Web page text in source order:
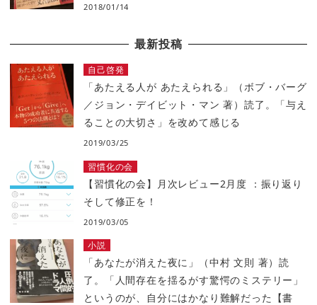
2018/01/14
最新投稿
自己啓発
「あたえる人が あたえられる」（ボブ・バーグ
／ジョン・デイビット・マン 著）読了。「与え
ることの大切さ」を改めて感じる
2019/03/25
習慣化の会
【習慣化の会】月次レビュー2月度 ：振り返り
そして修正を！
2019/03/05
小説
「あなたが消えた夜に」（中村 文則 著）読
了。「人間存在を揺るがす驚愕のミステリー」
というのが、自分にはかなり難解だった【書